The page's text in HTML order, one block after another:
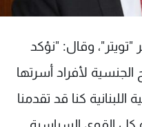
"تويتر"، وقال: "نؤكد
الجنسية لأفراد أسرتها
كنا قد تقدمنا